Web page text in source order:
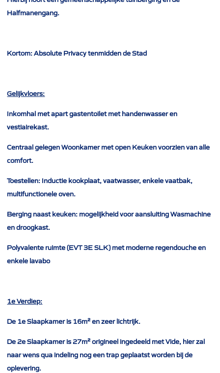
Halfmanengang.
Kortom: Absolute Privacy tenmidden de Stad
Gelijkvloers:
Inkomhal met apart gastentoilet met handenwasser en
vestiairekast.
Centraal gelegen Woonkamer met open Keuken voorzien van alle
comfort.
Toestellen: Inductie kookplaat, vaatwasser, enkele vaatbak,
multifunctionele oven.
Berging naast keuken: mogelijkheid voor aansluiting Wasmachine
en droogkast.
Polyvalente ruimte (EVT 3E SLK) met moderne regendouche en
enkele lavabo
1e Verdiep:
De 1e Slaapkamer is 16m² en zeer lichtrijk.
De 2e Slaapkamer is 27m² origineel ingedeeld met Vide, hier zal
naar wens qua indeling nog een trap geplaatst worden bij de
oplevering.